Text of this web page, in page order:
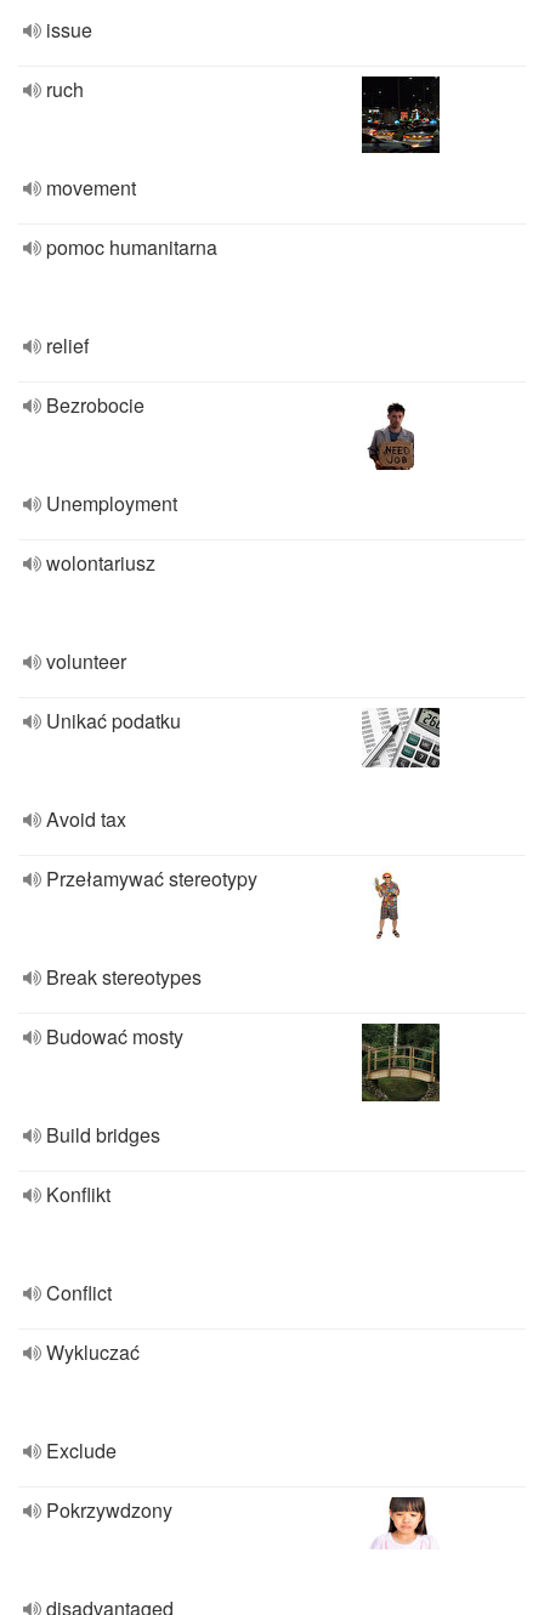
issue
ruch
movement
pomoc humanitarna
relief
Bezrobocie
Unemployment
wolontariusz
volunteer
Unikać podatku
Avoid tax
Przełamywać stereotypy
Break stereotypes
Budować mosty
Build bridges
Konflikt
Conflict
Wykluczać
Exclude
Pokrzywdzony
disadvantaged